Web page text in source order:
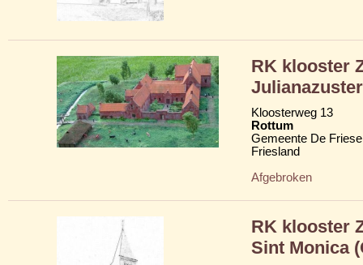
RK klooster
Kloosterweg 13
Rottum
Gemeente De
Friesland
Afgebroken
RK klooster
Sint Monica